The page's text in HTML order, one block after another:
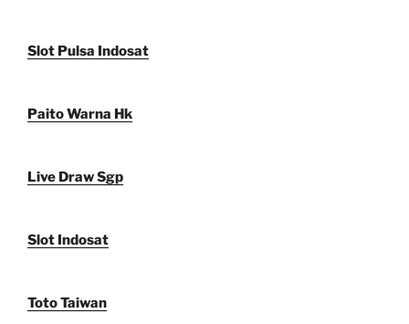
Slot Pulsa Indosat
Paito Warna Hk
Live Draw Sgp
Slot Indosat
Toto Taiwan